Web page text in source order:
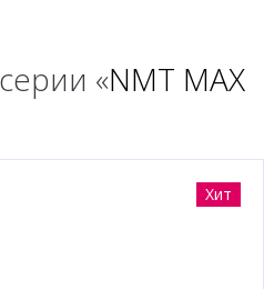
«NMT MAX
Хит